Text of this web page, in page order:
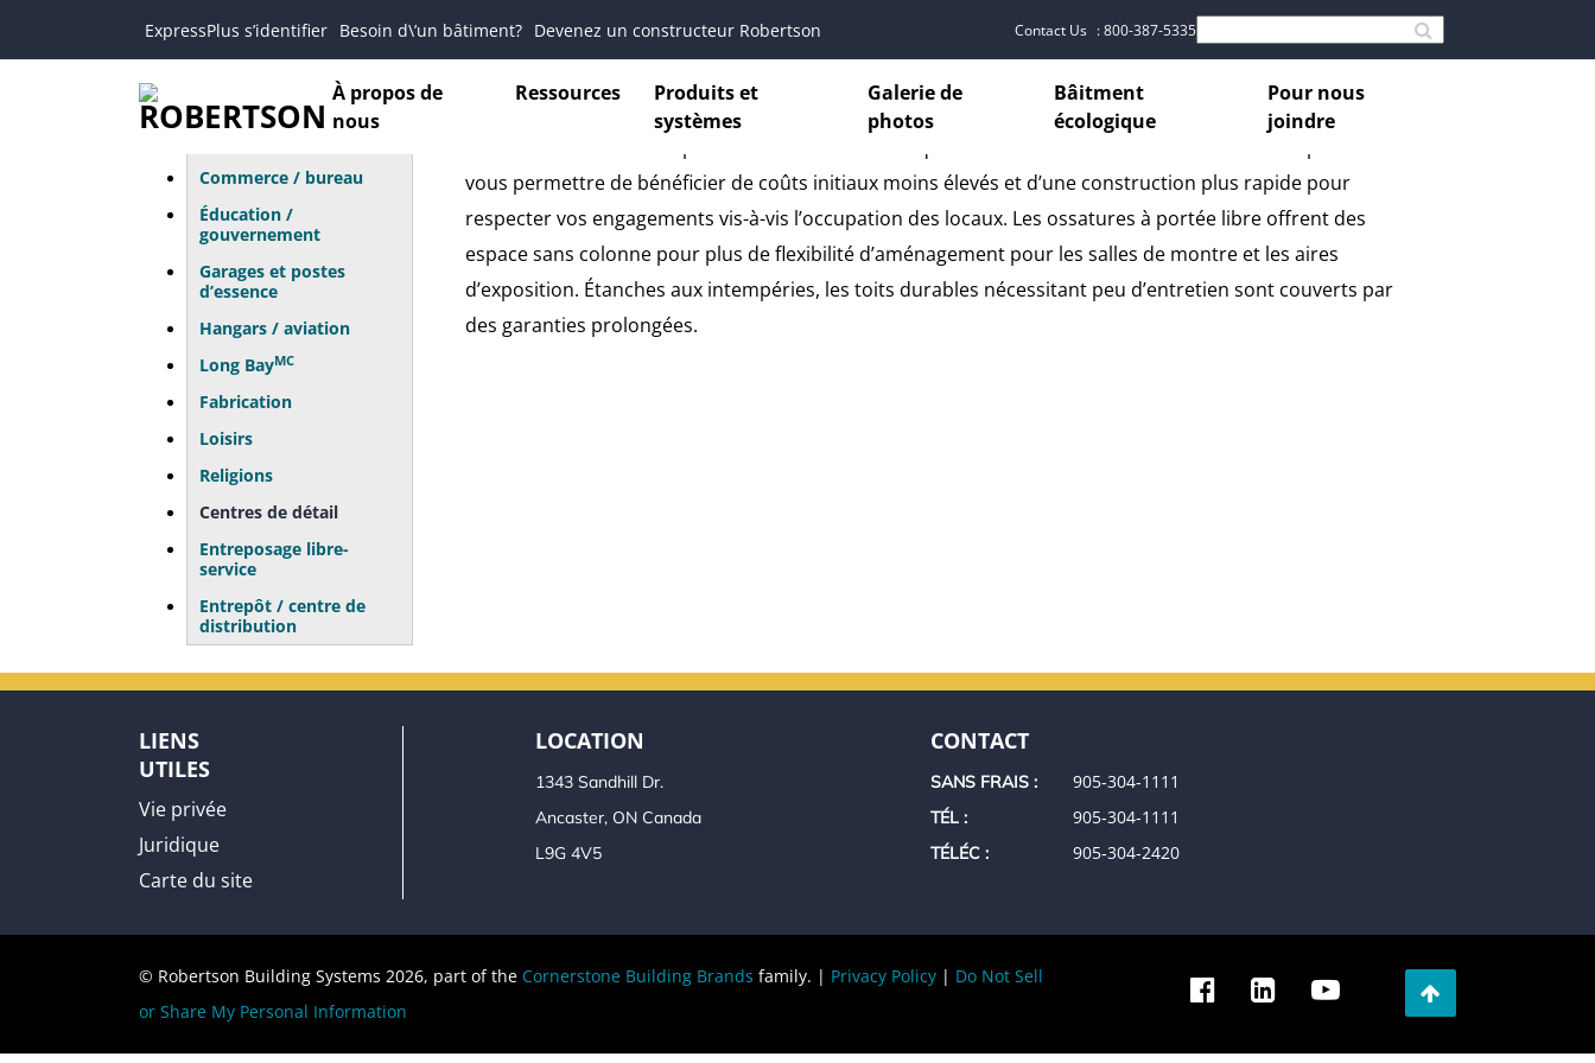
ExpressPlus s’identifier Besoin d\’un bâtiment? Devenez un constructeur Robertson Contact Us : 800-387-5335
À propos de
nous
Ressources
Produits et
systèmes
Galerie de
photos
Bâitment
écologique
Pour nous
joindre
Concessionnaires
Commerce / bureau
Éducation /
gouvernement
Garages et postes
d’essence
Hangars / aviation
Long BayMC
Fabrication
Loisirs
Religions
Centres de détail
Entreposage libre-
service
Entrepôt / centre de
distribution
CENTRES DE DÉTAIL
vous permettre de bénéficier de coûts initiaux moins élevés et d’une construction plus rapide pour
respecter vos engagements vis-à-vis l’occupation des locaux. Les ossatures à portée libre offrent des
espace sans colonne pour plus de flexibilité d’aménagement pour les salles de montre et les aires
d’exposition. Étanches aux intempéries, les toits durables nécessitant peu d’entretien sont couverts par
des garanties prolongées.
LIENS
UTILES
Vie privée
Juridique
Carte du site
LOCATION
1343 Sandhill Dr.
Ancaster, ON Canada
L9G 4V5
CONTACT
SANS FRAIS : 905‑304‑1111
TÉL : 905‑304‑1111
TÉLÉC : 905‑304‑2420
© Robertson Building Systems 2026, part of the Cornerstone Building Brands family. | Privacy Policy | Do Not Sell
or Share My Personal Information